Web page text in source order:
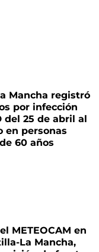
Mancha registró
por infección
del 25 de abril al
en personas
60 años
METEOCAM en
La Mancha,